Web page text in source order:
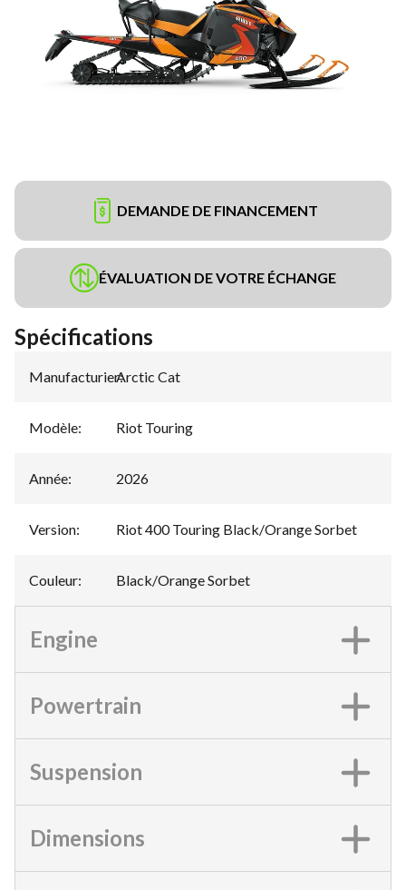
DEMANDE DE FINANCEMENT
ÉVALUATION DE VOTRE ÉCHANGE
Spécifications
Manufacturier:
Arctic Cat
Modèle: Riot Touring
Année: 2026
Version: Riot 400 Touring Black/Orange Sorbet
Couleur: Black/Orange Sorbet
Engine
Powertrain
Suspension
Dimensions